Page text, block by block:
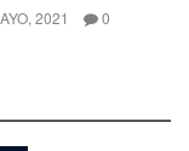
2021 0